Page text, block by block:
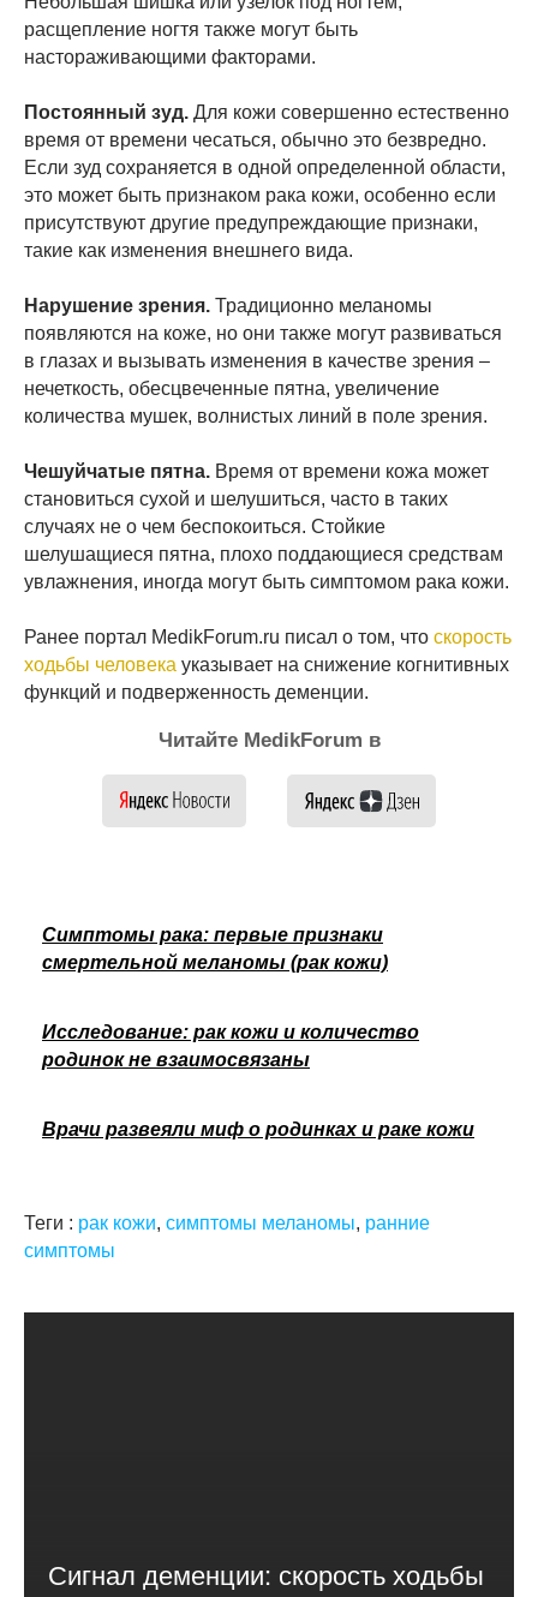
расщепление ногтя также могут быть
настораживающими факторами.
Постоянный зуд. Для кожи совершенно естественно
время от времени чесаться, обычно это безвредно.
Если зуд сохраняется в одной определенной области,
это может быть признаком рака кожи, особенно если
присутствуют другие предупреждающие признаки,
такие как изменения внешнего вида.
Нарушение зрения. Традиционно меланомы
появляются на коже, но они также могут развиваться
в глазах и вызывать изменения в качестве зрения –
нечеткость, обесцвеченные пятна, увеличение
количества мушек, волнистых линий в поле зрения.
Чешуйчатые пятна. Время от времени кожа может
становиться сухой и шелушиться, часто в таких
случаях не о чем беспокоиться. Стойкие
шелушащиеся пятна, плохо поддающиеся средствам
увлажнения, иногда могут быть симптомом рака кожи.
Ранее портал MedikForum.ru писал о том, что скорость
ходьбы человека указывает на снижение когнитивных
функций и подверженность деменции.
Читайте MedikForum в
Симптомы рака: первые признаки
смертельной меланомы (рак кожи)
Исследование: рак кожи и количество
родинок не взаимосвязаны
Врачи развеяли миф о родинках и раке кожи
Теги : рак кожи, симптомы меланомы, ранние
симптомы
Сигнал деменции: скорость ходьбы